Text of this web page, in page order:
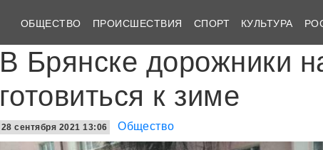
ОБЩЕСТВО ПРОИСШЕСТВИЯ СПОРТ КУЛЬТУРА
В Брянске дорожники
готовиться к зиме
28 сентября 2021 13:06 Общество